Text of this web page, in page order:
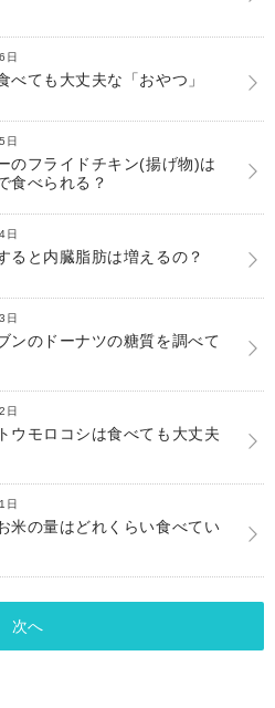
日
べても大丈夫な「おやつ」
日
のフライドチキン(揚げ物)は
食べられる？
日
ると内臓脂肪は増えるの？
日
ンのドーナツの糖質を調べて
日
ウモロコシは食べても大丈夫
日
米の量はどれくらい食べてい
次へ